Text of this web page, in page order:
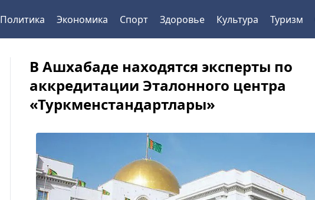
Политика Экономика Спорт Здоровье Культура Туризм
В Ашхабаде находятся эксперты по
аккредитации Эталонного центра
«Туркменстандартлары»